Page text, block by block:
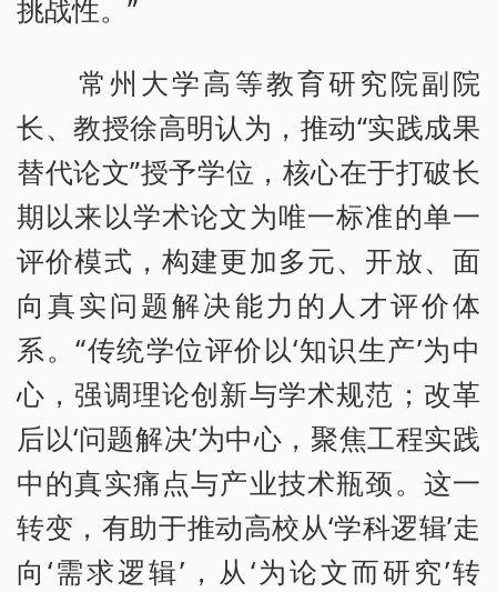
挑战性。”
常州大学高等教育研究院副院
长、教授徐高明认为，推动“实践成果
替代论文”授予学位，核心在于打破长
期以来以学术论文为唯一标准的单一
评价模式，构建更加多元、开放、面
向真实问题解决能力的人才评价体
系。“传统学位评价以‘知识生产’为中
心，强调理论创新与学术规范；改革
后以‘问题解决’为中心，聚焦工程实践
中的真实痛点与产业技术瓶颈。这一
转变，有助于推动高校从‘学科逻辑’走
向‘需求逻辑’，从‘为论文而研究’转